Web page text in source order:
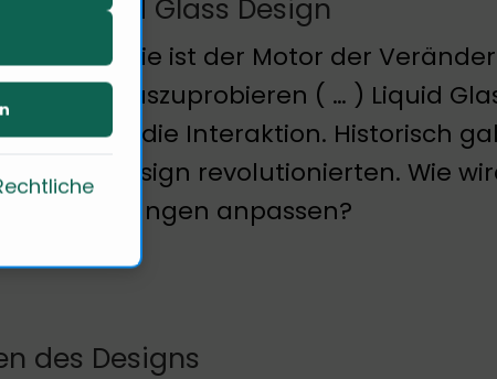
im Liquid Glass Design
Technologie ist der Motor der
Designs auszuprobieren ( … ) Liquid
verändert die Interaktion. Historisch
die das Design revolutionierten. Wie
Veränderungen anpassen?
des Designs